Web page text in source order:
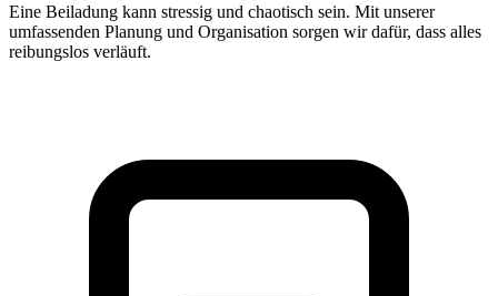
Eine Beiladung kann stressig und chaotisch sein. Mit unserer
umfassenden Planung und Organisation sorgen wir dafür, dass alles
reibungslos verläuft.